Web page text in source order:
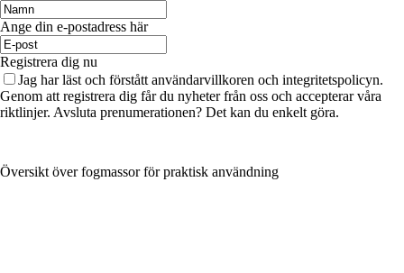
Ange din e-postadress här
Registrera dig nu
Jag har läst och förstått användarvillkoren och integritetspolicyn.
Genom att registrera dig får du nyheter från oss och accepterar våra
riktlinjer. Avsluta prenumerationen? Det kan du enkelt göra.
Översikt över fogmassor för praktisk användning